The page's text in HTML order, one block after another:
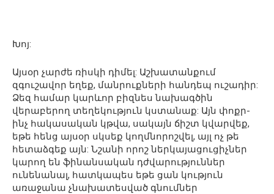
Խոյ:
Այսօր չարժե ռիսկի դիմել: Աշխատանքում
զգուշավոր եղեք, մանրուքների հանդեպ ուշադիր:
Ձեզ համար կարևոր բիզնես նախագծին
վերաբերող տեղեկություն կստանաք: Այն փոքր-
ինչ հակասական կթվա, սակայն ճիշտ կվարվեք,
եթե հենց այսօր սկսեք կողմնորոշվել, այլ ոչ թե
հետաձգեք այն: Նշանի որոշ ներկայացուցիչներ
կարող են ֆինանսական դժվարություններ
ունենանալ, հատկապես եթե ցան կություն
առաջանա չնախատեսված գնումներ